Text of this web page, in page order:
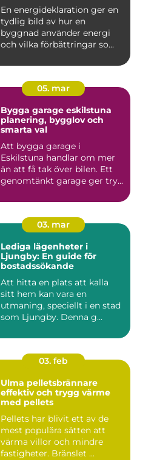
En energideklaration ger en
tydlig bild av hur en
byggnad använder energi
och vilka förbättringar so...
05. mar
Bygga garage eskilstuna
planering, bygglov och
smarta val
Att bygga garage i
Eskilstuna handlar om mer
än att få tak över bilen. Ett
genomtänkt garage ger try...
03. mar
Lediga lägenheter i
Ljungby: En guide för
bostadssökande
Att hitta en plats att kalla
sitt hem kan vara en
utmaning, speciellt i en stad
som Ljungby. Denna g...
03. feb
Ulma pelletsbrännare
effektiv och trygg värme
med pellets
Pellets har blivit ett av de
mest populära sätten att
värma villor och mindre
fastigheter. Bränslet ...